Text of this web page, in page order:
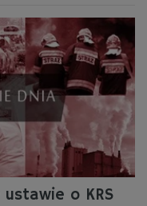
o KRS